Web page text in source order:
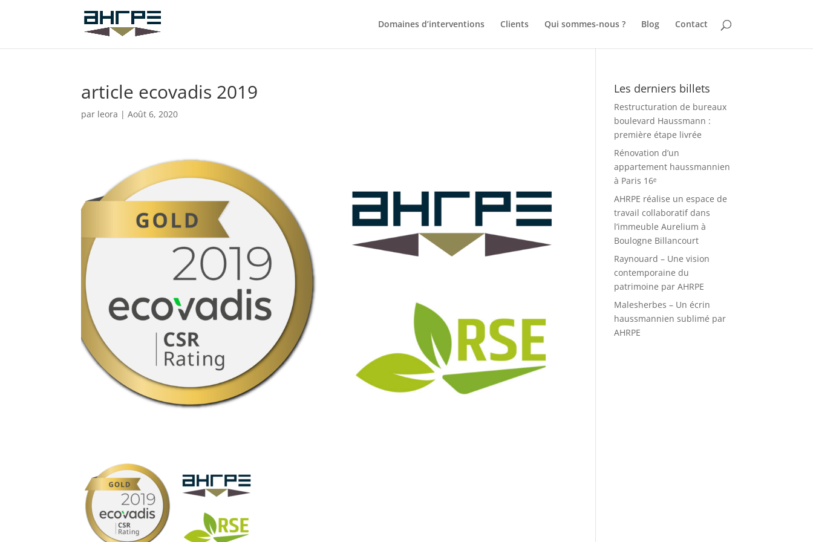
Domaines d’interventions Clients Qui sommes-nous ? Blog Contact
article ecovadis 2019
par leora |Août 6, 2020
Les derniers billets
Restructuration de bureaux
boulevard Haussmann :
première étape livrée
Rénovation d’un
appartement haussmannien
à Paris 16ᵉ
AHRPE réalise un espace de
travail collaboratif dans
l’immeuble Aurelium à
Boulogne Billancourt
Raynouard – Une vision
contemporaine du
patrimoine par AHRPE
Malesherbes – Un écrin
haussmannien sublimé par
AHRPE